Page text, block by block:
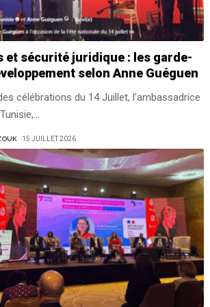
et sécurité juridique : les garde-
selon Anne Guéguen
célébrations du 14 Juillet, l'ambassadrice
…
15 JUILLET 2026